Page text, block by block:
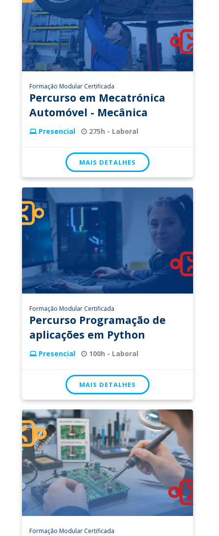
Formação Modular Certificada
Percurso em Mecatrónica
Automóvel - Mecânica
Presencial 275h - Laboral
MAIS DETALHES
Formação Modular Certificada
Percurso Programação de
aplicações em Python
Presencial 100h - Laboral
MAIS DETALHES
Formação Modular Certificada